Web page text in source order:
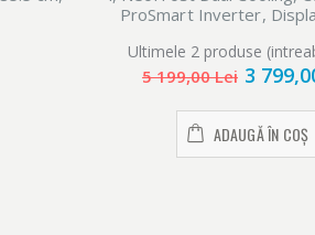
ProSmart Inverter,
177 cm, Inox
Ultimele 2 produse
5 199,00 Lei 3
ADAUGĂ ÎN COȘ